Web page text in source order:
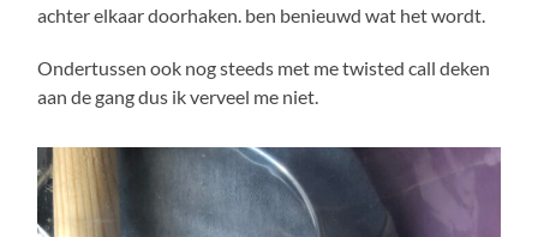
achter elkaar doorhaken. ben benieuwd wat het wordt.
Ondertussen ook nog steeds met me twisted call deken
aan de gang dus ik verveel me niet.